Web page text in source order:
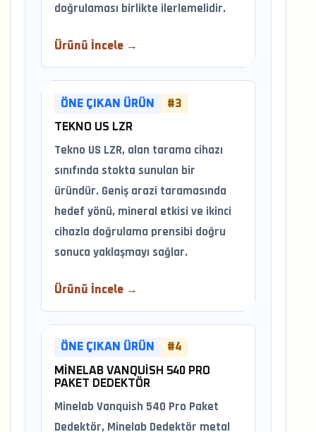
doğrulaması birlikte ilerlemelidir.
Ürünü İncele →
ÖNE ÇIKAN ÜRÜN #3
TEKNO US LZR
Tekno US LZR, alan tarama cihazı
sınıfında stokta sunulan bir
üründür. Geniş arazi taramasında
hedef yönü, mineral etkisi ve ikinci
cihazla doğrulama prensibi doğru
sonuca yaklaşmayı sağlar.
Ürünü İncele →
ÖNE ÇIKAN ÜRÜN #4
MINELAB VANQUISH 540 PRO
PAKET DEDEKTÖR
Minelab Vanquish 540 Pro Paket
Dedektör, Minelab Dedektör metal